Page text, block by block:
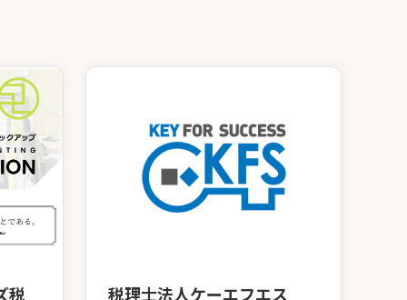
税 税理士法人ケーエフエス